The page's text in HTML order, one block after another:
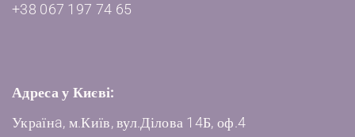
+38 067 197 74 65
Адреса у Києві:
Українa, м.Київ, вул.Ділова 14Б, оф.4